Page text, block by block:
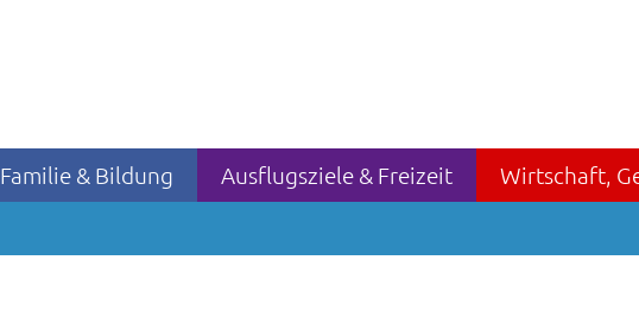
Familie & Bildung Ausflugsziele & Freizeit Wirtschaft,